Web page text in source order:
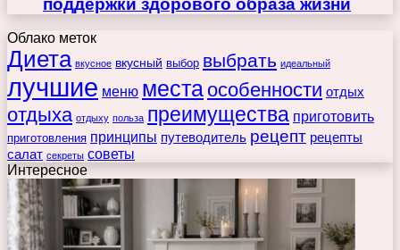
Облако меток
Диета вкусное вкусный выбор выбрать идеальный
лучшие меню места особенности отдых
отдыха отдыху польза преимущества приготовить
приготовления принципы путеводитель рецепт рецепты
салат секреты советы
Интересное